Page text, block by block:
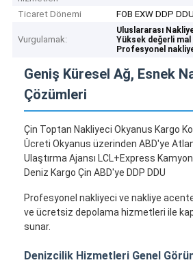
Ticaret Dönemi
FOB EXW DDP
Vurgulamak:
Uluslararası
Yüksek değerli mal
Profesyonel
Geniş Küresel Ağ, Esnek
Çözümleri
Çin Toptan Nakliyeci Okyanus Kargo
Ücreti Okyanus üzerinden ABD'ye
Ulaştırma Ajansı LCL+Express Kamyon
Deniz Kargo Çin ABD'ye DDP DDU
Profesyonel nakliyeci ve nakliye
ve ücretsiz depolama hizmetleri ile
sunar.
Denizcilik Hizmetleri Genel